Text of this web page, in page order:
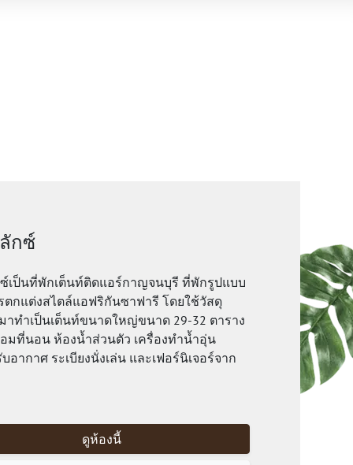
กซ์
เป็นที่พักเต็นท์ติดแอร์กาญจนบุรี ที่พักรูปแบบ
ตกแต่งสไตล์แอฟริกันซาฟารี โดยใช้วัสดุ
ทำเป็นเต็นท์ขนาดใหญ่ขนาด 29-32 ตาราง
มที่นอน ห้องน้ำส่วนตัว เครื่องทำน้ำอุ่น
อากาศ ระเบียงนั่งเล่น และเฟอร์นิเจอร์จาก
ดูห้องนี้